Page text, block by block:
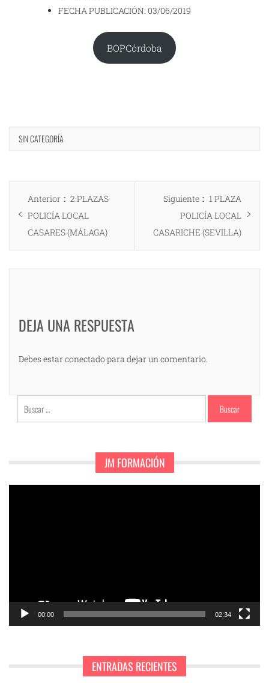
FECHA PUBLICACIÓN: 03/06/2019
BOPCórdoba
SIN CATEGORÍA
Navegación
de
entradas
Anterior
Entrada
anterior:
2 PLAZAS
POLICÍA LOCAL
CASARES (MÁLAGA)
Siguiente
Entrada
siguiente:
1 PLAZA
POLICÍA LOCAL
CASARICHE (SEVILLA)
DEJA UNA RESPUESTA
Debes estar conectado para dejar un comentario.
Buscar:
JM FORMACIÓN
00:00 02:34
ENTRADAS RECIENTES